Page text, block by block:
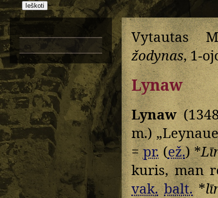
Vytautas
žodynas, 1-
Lynaw
Lynaw
m.)
=pr.(ež.) *
kuris, man
vak. balt.*